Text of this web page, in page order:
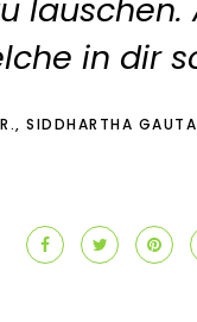
in dir
SIDDHARTHA